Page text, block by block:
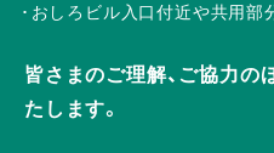
おしろビル入口付近や共用部
皆さまのご理解、ご協力の
たします。